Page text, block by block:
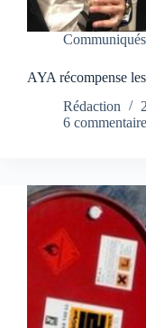
Communiqués
AYA récompense
Rédaction
6